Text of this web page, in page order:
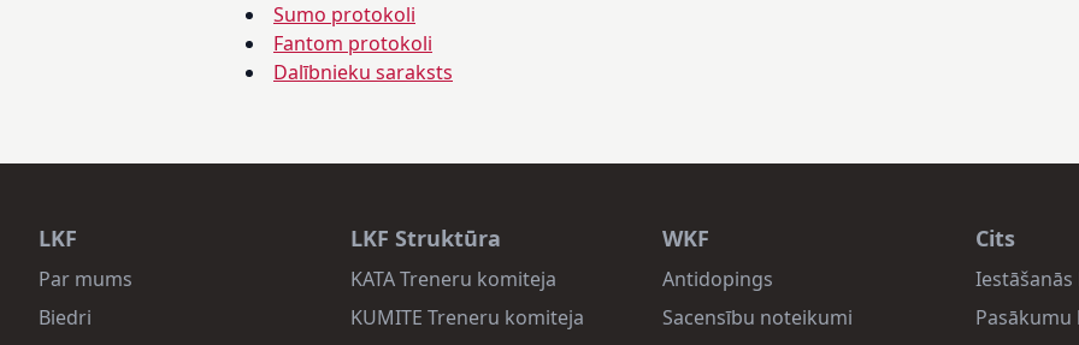
Sumo protokoli
Fantom protokoli
Dalībnieku saraksts
LKF
Par mums
Biedri
LKF Struktūra
KATA Treneru komiteja
KUMITE Treneru komiteja
WKF
Antidopings
Sacensību noteikumi
Cits
Pasākumu